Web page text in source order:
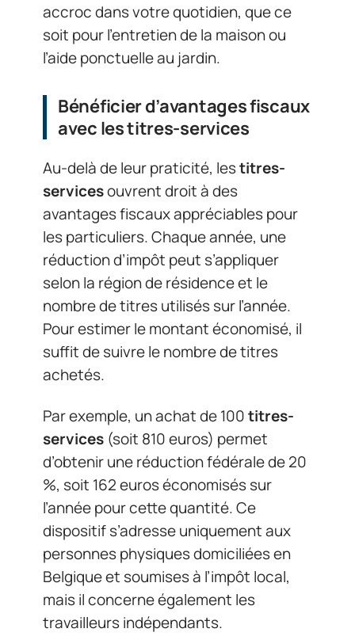
accroc dans votre quotidien, que ce
soit pour l’entretien de la maison ou
l’aide ponctuelle au jardin.
Bénéficier d’avantages fiscaux
avec les titres-services
Au-delà de leur praticité, lestitres-
servicesouvrent droit à des
avantages fiscaux appréciables pour
les particuliers. Chaque année, une
réduction d’impôt peut s’appliquer
selon la région de résidence et le
nombre de titres utilisés sur l’année.
Pour estimer le montant économisé, il
suffit de suivre le nombre de titres
achetés.
Par exemple, un achat de 100titres-
services (soit 810 euros) permet
d’obtenir une réduction fédérale de 20
%, soit 162 euros économisés sur
l’année pour cette quantité. Ce
dispositif s’adresse uniquement aux
personnes physiques domiciliées en
Belgique et soumises à l’impôt local,
mais il concerne également les
travailleurs indépendants.